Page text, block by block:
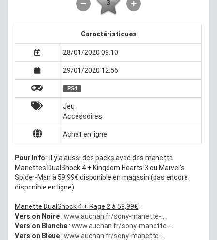
3
Caractéristiques
28/01/2020 09:10
29/01/2020 12:56
PS4
Jeu
Accessoires
Achat en ligne
Pour Info : Il y a aussi des packs avec des manette
Manettes DualShock 4 + Kingdom Hearts 3 ou Marvel's
Spider-Man à 59,99€ disponible en magasin (pas encore
disponible en ligne)
Manette DualShock 4 + Rage 2 à 59,99€ :
Version Noire : www.auchan.fr/sony-manette-...
Version Blanche : www.auchan.fr/sony-manette-...
Version Bleue : www.auchan.fr/sony-manette-...